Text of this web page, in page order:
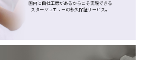
国内に自社工房があるからこそ実現できる
スタージュエリーの永久保証サービス。